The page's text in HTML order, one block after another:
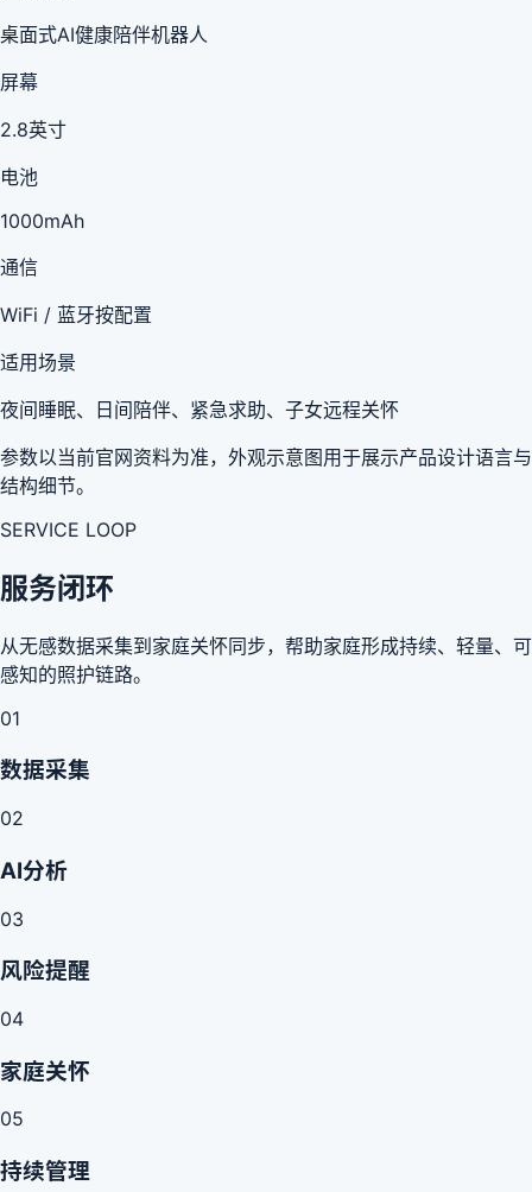
桌面式AI健康陪伴机器人
屏幕
2.8英寸
电池
1000mAh
通信
WiFi / 蓝牙按配置
适用场景
夜间睡眠、日间陪伴、紧急求助、子女远程关怀
参数以当前官网资料为准，外观示意图用于展示产品设计语言与
结构细节。
SERVICE LOOP
服务闭环
从无感数据采集到家庭关怀同步，帮助家庭形成持续、轻量、可
感知的照护链路。
01
数据采集
02
AI分析
03
风险提醒
04
家庭关怀
05
持续管理